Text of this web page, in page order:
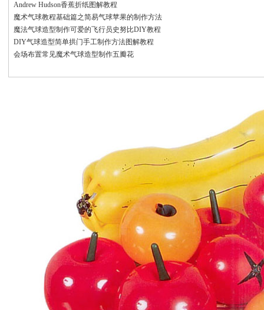
Andrew Hudson香蕉折纸图解教程
魔术气球教程基础篇之简易气球苹果的制作方法
魔法气球造型制作可爱的飞行员史努比DIY教程
DIY气球造型简单拱门手工制作方法图解教程
会场布置常见魔术气球造型制作五瓣花